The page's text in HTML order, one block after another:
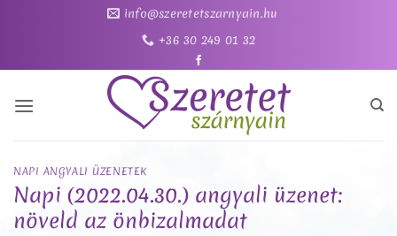
info@szeretetszarnyain.hu
+36 30 249 01 32
NAPI ANGYALI ÜZENETEK
Napi (2022.04.30.) angyali üzenet:
növeld az önbizalmadat